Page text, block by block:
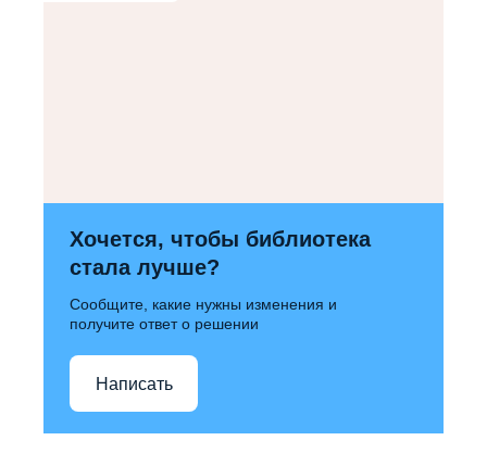
Хочется, чтобы библиотека
стала лучше?
Сообщите, какие нужны изменения и
получите ответ о решении
Написать